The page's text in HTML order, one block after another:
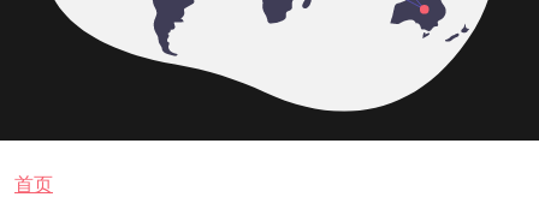
面包屑
首页